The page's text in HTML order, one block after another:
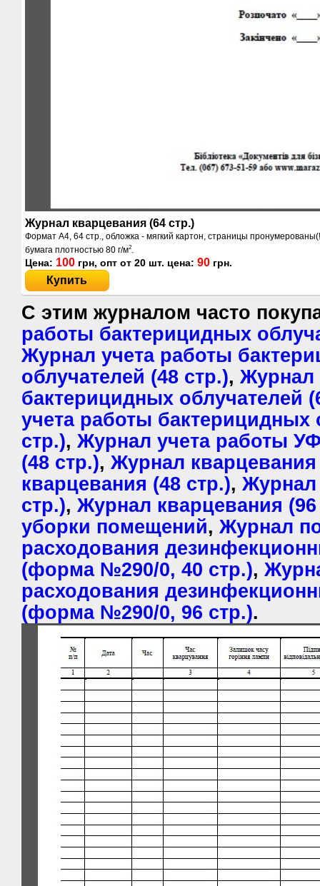
Журнал кварцевания (64 стр.)
Формат А4, 64 стр., обложка - мягкий картон, страницы
бумага плотностью 80 г/м2.
Цена: 100 грн, опт от 20 шт. цена: 90 грн.
Купить
С этим журналом часто
работы бактерицидных
Журнал учета работы
облучателей (48 стр.), Журнал
бактерицидных облучателей
учета работы бактерицидных
стр.), Журнал учета работы
(48 стр.), Журнал кварцевания
кварцевания (48 стр.), Журнал
стр.), Журнал кварцевания (96
уборки помещений, Журнал
расходования
(форма №290/0, 40 стр.),
расходования
(форма №290/0, 96 стр.).